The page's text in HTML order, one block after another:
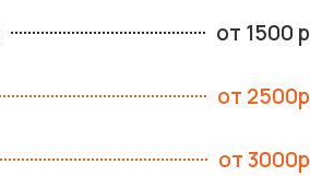
от 1500 р
от 2500р
от 3000р